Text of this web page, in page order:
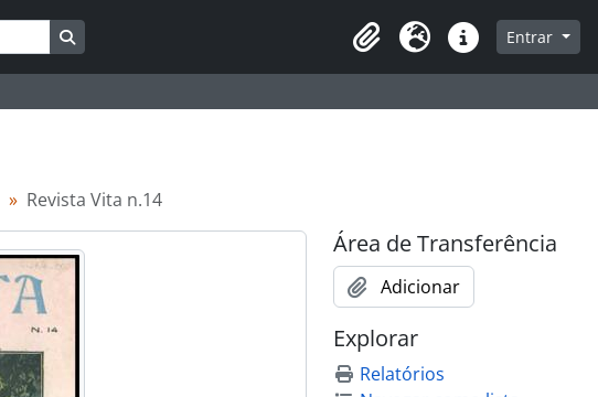
Área de Transferência
Idioma Atalhos Entrar
Revista Vita n.14
Área de Transferência
Adicionar
Explorar
Relatórios